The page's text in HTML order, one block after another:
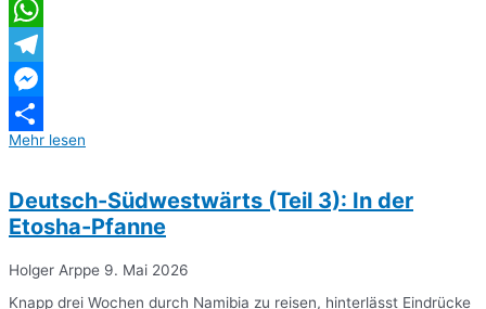
Twitter
WhatsApp
Telegram
Messenger
Teilen
Mehr lesen
Deutsch-Südwestwärts (Teil 3): In der
Etosha-Pfanne
Holger Arppe 9. Mai 2026
Knapp drei Wochen durch Namibia zu reisen, hinterlässt Eindrücke